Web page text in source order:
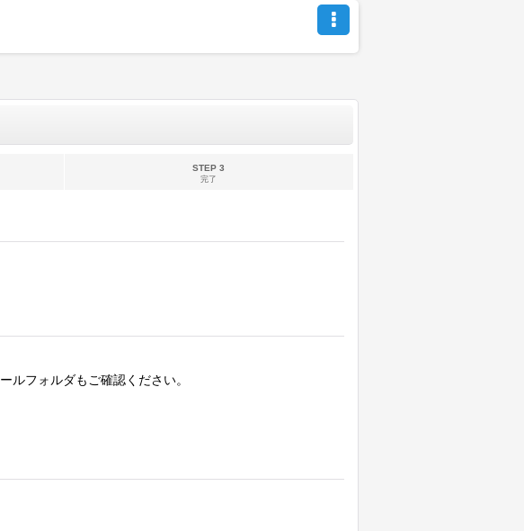
STEP 3
完了
ルフォルダもご確認ください。